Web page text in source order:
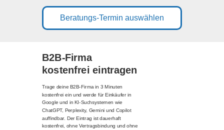
Beratungs-Termin auswählen
B2B-Firma
kostenfrei eintragen
Trage deine B2B-Firma in 3 Minuten
kostenfrei ein und werde für Einkäufer in
Google und in KI-Suchsystemen wie
ChatGPT, Perplexity, Gemini und Copilot
auffindbar. Der Eintrag ist dauerhaft
kostenfrei, ohne Vertragsbindung und ohne